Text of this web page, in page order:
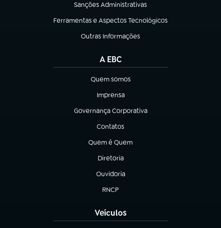
Sanções Administrativas
(abre em nova aba)
Ferramentas e Aspectos Tecnológicos
(abre em nova aba)
Outras Informações
(abre em nova aba)
A EBC
Quem somos
(abre em nova aba)
Imprensa
(abre em nova aba)
Governança Corporativa
(abre em nova aba)
Contatos
(abre em nova aba)
Quem é Quem
(abre em nova aba)
Diretoria
(abre em nova aba)
Ouvidoria
(abre em nova aba)
RNCP
(abre em nova aba)
Veículos